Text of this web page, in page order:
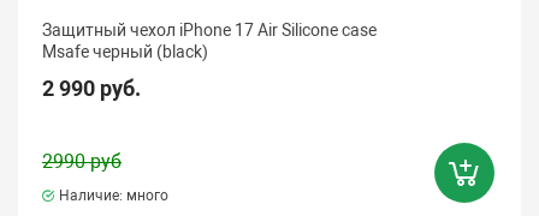
Защитный чехол iPhone 17 Air Silicone case
Msafe черный (black)
2 990 руб.
2990 руб
Наличие: много